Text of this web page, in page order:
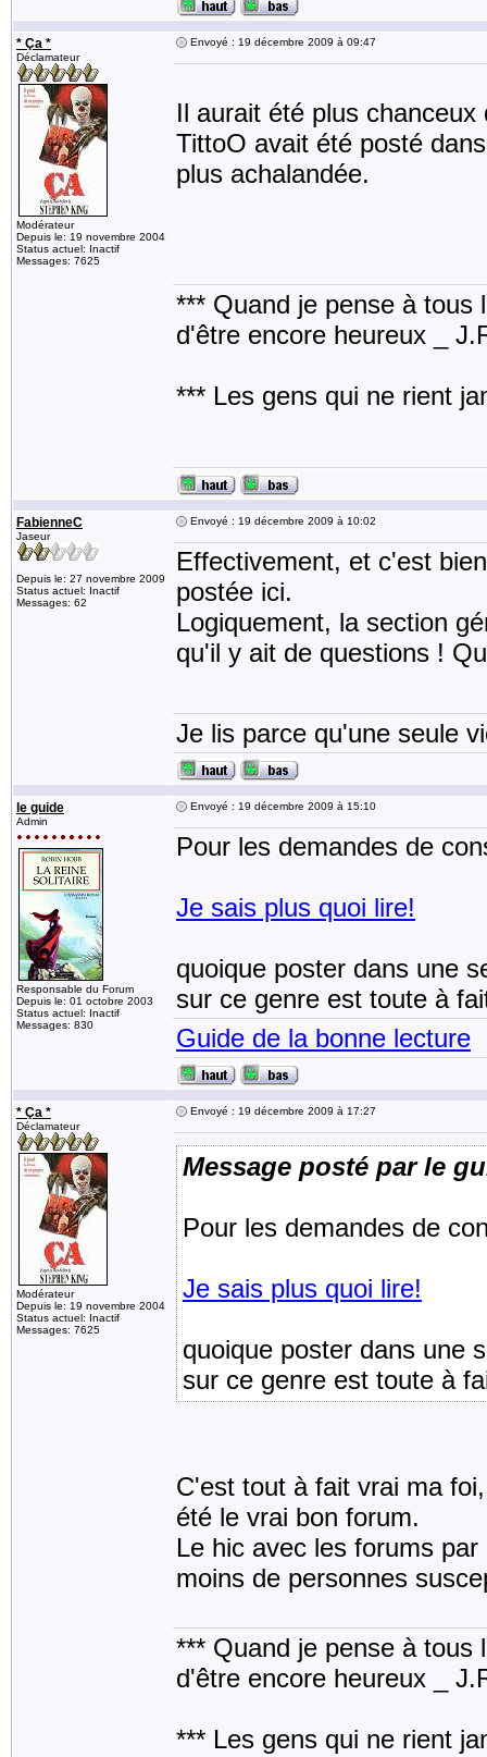
* Ça *
Déclamateur
Modérateur
Depuis le: 19 novembre 2004
Status actuel: Inactif
Messages: 7625
Envoyé : 19 décembre 2009 à 09:47
Il aurait été plus
TittoO avait été posté
plus achalandée.
*** Quand je pense à tous
d'être encore heureux _
*** Les gens qui ne rient
FabienneC
Jaseur
Depuis le: 27 novembre 2009
Status actuel: Inactif
Messages: 62
Envoyé : 19 décembre 2009 à 10:02
Effectivement, et c'est
postée ici.
Logiquement, la section
qu'il y ait de questions !
Je lis parce qu'une seule
le guide
Admin
Responsable du Forum
Depuis le: 01 octobre 2003
Status actuel: Inactif
Messages: 830
Envoyé : 19 décembre 2009 à 15:10
Pour les demandes de
Je sais plus quoi lire!
quoique poster dans une
sur ce genre est toute à
Guide de la bonne lecture
* Ça *
Déclamateur
Modérateur
Depuis le: 19 novembre 2004
Status actuel: Inactif
Messages: 7625
Envoyé : 19 décembre 2009 à 17:27
Message posté par le
Pour les demandes de
Je sais plus quoi lire!
quoique poster dans une
sur ce genre est toute à
C'est tout à fait vrai ma
été le vrai bon forum.
Le hic avec les forums
moins de personnes
*** Quand je pense à tous
d'être encore heureux _
*** Les gens qui ne rient